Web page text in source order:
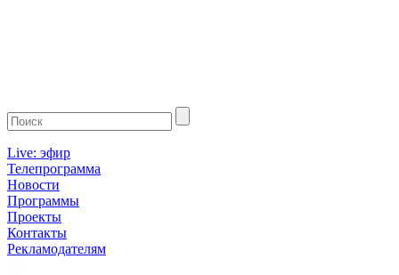
Live: эфир
Телепрограмма
Новости
Программы
Проекты
Контакты
Рекламодателям